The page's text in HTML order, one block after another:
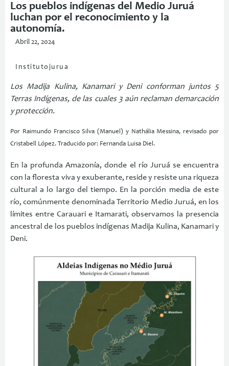
Los pueblos indígenas del Medio Juruá
luchan por el reconocimiento y la
autonomía.
Abril 22, 2024
Institutojurua
Los Madija Kulina, Kanamari y Deni conforman juntos 5
Terras Indígenas, de las cuales 3 aún reclaman demarcación
y protección.
Por Raimundo Francisco Silva (Manuel) y Nathália Messina, revisado por
Cristabell López. Traducido por: Fernanda Luisa Diel.
En la profunda Amazonía, donde el río Juruá se encuentra
con la floresta viva y exuberante, reside y resiste una riqueza
cultural a lo largo del tiempo. En la porción media de este
río, comúnmente denominada Territorio Medio Juruá, en los
límites entre Carauari e Itamarati, observamos la presencia
ancestral de los pueblos indígenas Madija Kulina, Kanamari y
Deni.